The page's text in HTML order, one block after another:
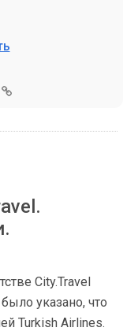
City.Travel
указано, что
Turkish Airlines.